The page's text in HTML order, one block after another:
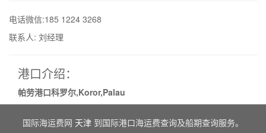
电话微信:185 1224 3268
联系人: 刘经理
港口介绍：
帕劳港口科罗尔,Koror,Palau
国际海运费网 天津 到国际港口海运费查询及船期查询服务。